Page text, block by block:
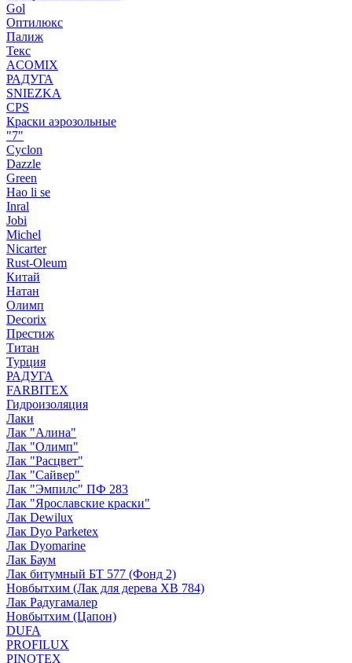
Gol
Оптилюкс
Палиж
Текс
ACOMIX
РАДУГА
SNIEZKA
CPS
Краски аэрозольные
"7"
Cyclon
Dazzle
Green
Hao li se
Inral
Jobi
Michel
Nicarter
Rust-Oleum
Китай
Натан
Олимп
Decorix
Престиж
Титан
Турция
РАДУГА
FARBITEX
Гидроизоляция
Лаки
Лак "Алина"
Лак "Олимп"
Лак "Расцвет"
Лак "Сайвер"
Лак "Эмпилс" ПФ 283
Лак "Ярославские краски"
Лак Dewilux
Лак Dyo Parketex
Лак Dyomarine
Лак Баум
Лак битумный БТ 577 (Фонд 2)
Новбытхим (Лак для дерева ХВ 784)
Лак Радугамалер
Новбытхим (Цапон)
DUFA
PROFILUX
PINOTEX